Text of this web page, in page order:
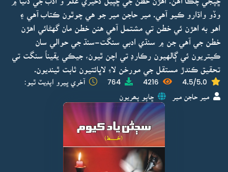
وڏو واڌارو ڪيو آهي. مير حاجن مير جو هي چوٿون ڪتاب آهي ۽
اهو به اهڙن ئي خطن تي مشتمل آهي هنن خطن مان گهڻائي اهڙن
خطن جي آهي جن ۾ سنڌي ادبي سنگت-سنڌ جي حوالي سان
ڪيتريون ئي ڳالهيون رڪارڊ تي اچن ٿيون، جيڪي يقيناً سنگت تي
تحقيق ڪندڙ مستقل جي مورخن لاءِ لاڀائتيون ثابت ٿينديون.
4.5/5.0
4216
764 آخري ڀيرو اپڊيٽ ٿيو:
مير حاجن مير ڇاپو پھريون